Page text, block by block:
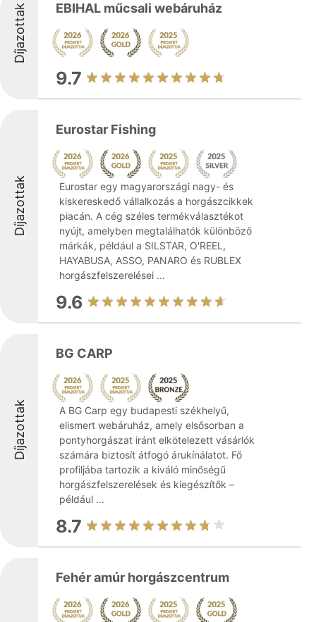
Díjazottak EBIHAL műcsali webáruház
9.7
Díjazottak
Eurostar Fishing
Eurostar egy magyarországi nagy- és
kiskereskedő vállalkozás a horgászcikkek
piacán. A cég széles termékválasztékot
nyújt, amelyben megtalálhatók különböző
márkák, például a SILSTAR, O'REEL,
HAYABUSA, ASSO, PANARO és RUBLEX
horgászfelszerelései ...
9.6
Díjazottak
BG CARP
A BG Carp egy budapesti székhelyű,
elismert webáruház, amely elsősorban a
pontyhorgászat iránt elkötelezett vásárlók
számára biztosít átfogó árukínálatot. Fő
profiljába tartozik a kiváló minőségű
horgászfelszerelések és kiegészítők –
például ...
8.7
Fehér amúr horgászcentrum